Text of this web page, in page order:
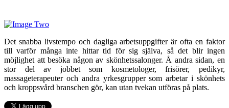
Det snabba livstempo och dagliga arbetsuppgifter är ofta en faktor
till varför många inte hittar tid för sig själva, så det blir ingen
möjlighet att besöka någon av skönhetssalonger. Å andra sidan, en
stor del av jobbet som kosmetologer, frisörer, pedikyr,
massageterapeuter och andra yrkesgrupper som arbetar i skönhets
och kroppsvård branschen gör, kan utan tvekan utföras på plats.